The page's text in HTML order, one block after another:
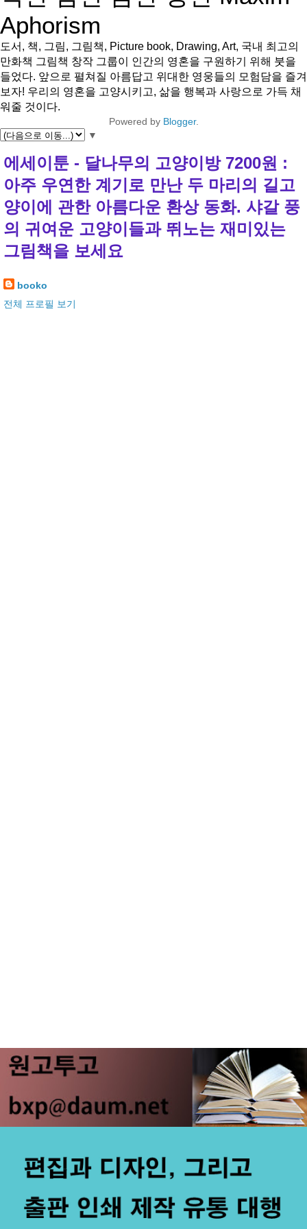
Aphorism
도서, 책, 그림, 그림책, Picture book, Drawing, Art, 국내 최고의
만화책 그림책 창작 그룹이 인간의 영혼을 구원하기 위해 붓을
들었다. 앞으로 펼쳐질 아름답고 위대한 영웅들의 모험담을 즐겨
보자! 우리의 영혼을 고양시키고, 삶을 행복과 사랑으로 가득 채
워줄 것이다.
Powered by Blogger.
▼
에세이툰 - 달나무의 고양이방 7200원 :
아주 우연한 계기로 만난 두 마리의 길고
양이에 관한 아름다운 환상 동화. 샤갈 풍
의 귀여운 고양이들과 뛰노는 재미있는
그림책을 보세요
booko
전체 프로필 보기